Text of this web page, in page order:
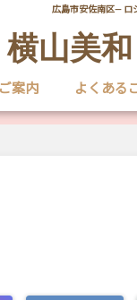
広島市安佐南区― ロ
横山美
案内 よくある